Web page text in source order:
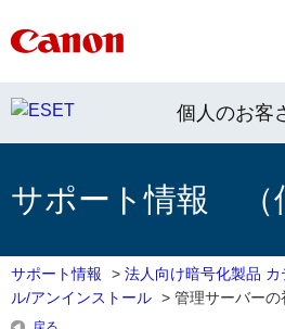
個人のお客
サポート情報 （
サポート情報 > 法人向け暗号化製品
ル/アンインストール > 管理サーバー